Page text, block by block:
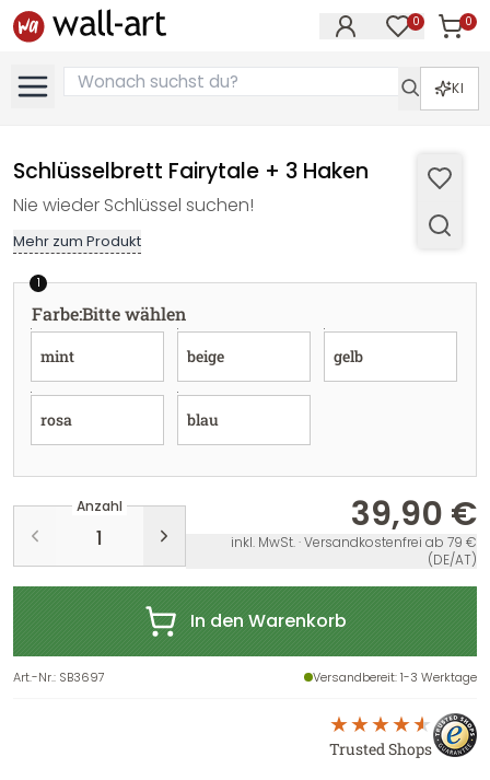
0 0
KI
Schlüsselbrett Fairytale + 3 Haken
Nie wieder Schlüssel suchen!
Mehr zum Produkt
1
Farbe:Bitte wählen
mint beige gelb
rosa blau
Anzahl 39,90 €
inkl. MwSt. · Versandkostenfrei ab 79 €
(DE/AT)
In den Warenkorb
Art.-Nr.: SB3697 Versandbereit: 1-3 Werktage
Trusted Shops